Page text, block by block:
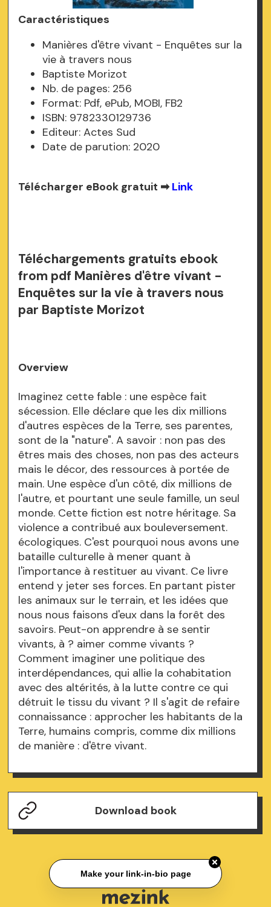
Caractéristiques
Manières d'être vivant - Enquêtes sur la
vie à travers nous
Baptiste Morizot
Nb. de pages: 256
Format: Pdf, ePub, MOBI, FB2
ISBN: 9782330129736
Editeur: Actes Sud
Date de parution: 2020
Télécharger eBook gratuit ➡Link
Téléchargements gratuits ebook
from pdf Manières d'être vivant -
Enquêtes sur la vie à travers nous
par Baptiste Morizot
Overview
Imaginez cette fable : une espèce fait
sécession. Elle déclare que les dix millions
d'autres espèces de la Terre, ses parentes,
sont de la "nature". A savoir : non pas des
êtres mais des choses, non pas des acteurs
mais le décor, des ressources à portée de
main. Une espèce d'un côté, dix millions de
l'autre, et pourtant une seule famille, un seul
monde. Cette fiction est notre héritage. Sa
violence a contribué aux bouleversement.
écologiques. C'est pourquoi nous avons une
bataille culturelle à mener quant à
l'importance à restituer au vivant. Ce livre
entend y jeter ses forces. En partant pister
les animaux sur le terrain, et les idées que
nous nous faisons d'eux dans la forêt des
savoirs. Peut-on apprendre à se sentir
vivants, à ? aimer comme vivants ?
Comment imaginer une politique des
interdépendances, qui allie la cohabitation
avec des altérités, à la lutte contre ce qui
détruit le tissu du vivant ? Il s'agit de refaire
connaissance : approcher les habitants de la
Terre, humains compris, comme dix millions
de manière : d'être vivant.
Download book
Make your link-in-bio page